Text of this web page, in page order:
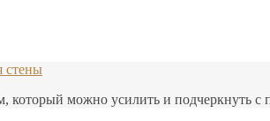
стены
который можно усилить и